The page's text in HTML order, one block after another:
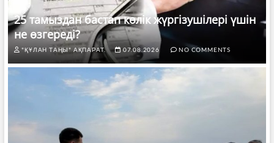
25 тамыздан бастап көлік жүргізушілері үшін
не өзгереді?
"ҚҰЛАН ТАҢЫ" АҚПАРАТ. 07.08.2026 NO COMMENTS